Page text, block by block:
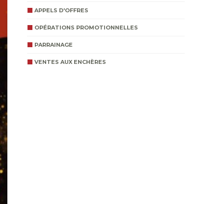
APPELS D'OFFRES
OPÉRATIONS PROMOTIONNELLES
PARRAINAGE
VENTES AUX ENCHÈRES